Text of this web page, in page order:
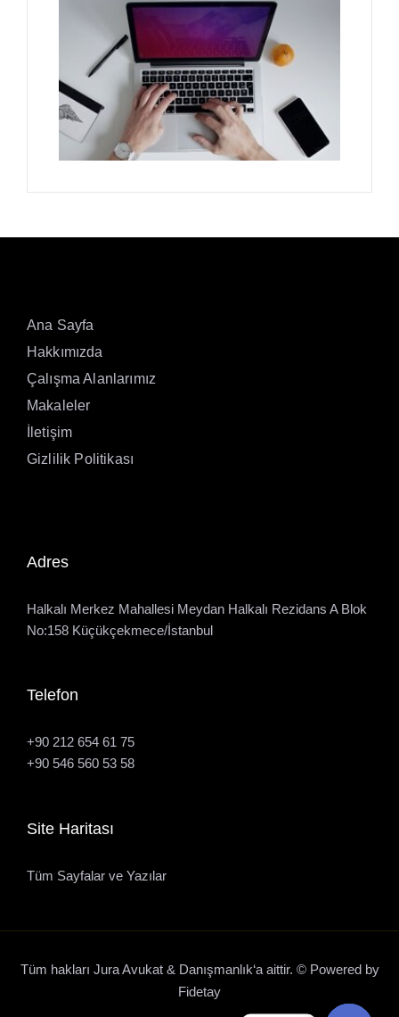
Ana Sayfa
Hakkımızda
Çalışma Alanlarımız
Makaleler
İletişim
Gizlilik Politikası
Adres
Halkalı Merkez Mahallesi Meydan Halkalı Rezidans A Blok
No:158 Küçükçekmece/İstanbul
Telefon
+90 212 654 61 75
+90 546 560 53 58
Site Haritası
Tüm Sayfalar ve Yazılar
Tüm hakları Jura Avukat & Danışmanlık‘a aittir. © Powered by
Fidetay